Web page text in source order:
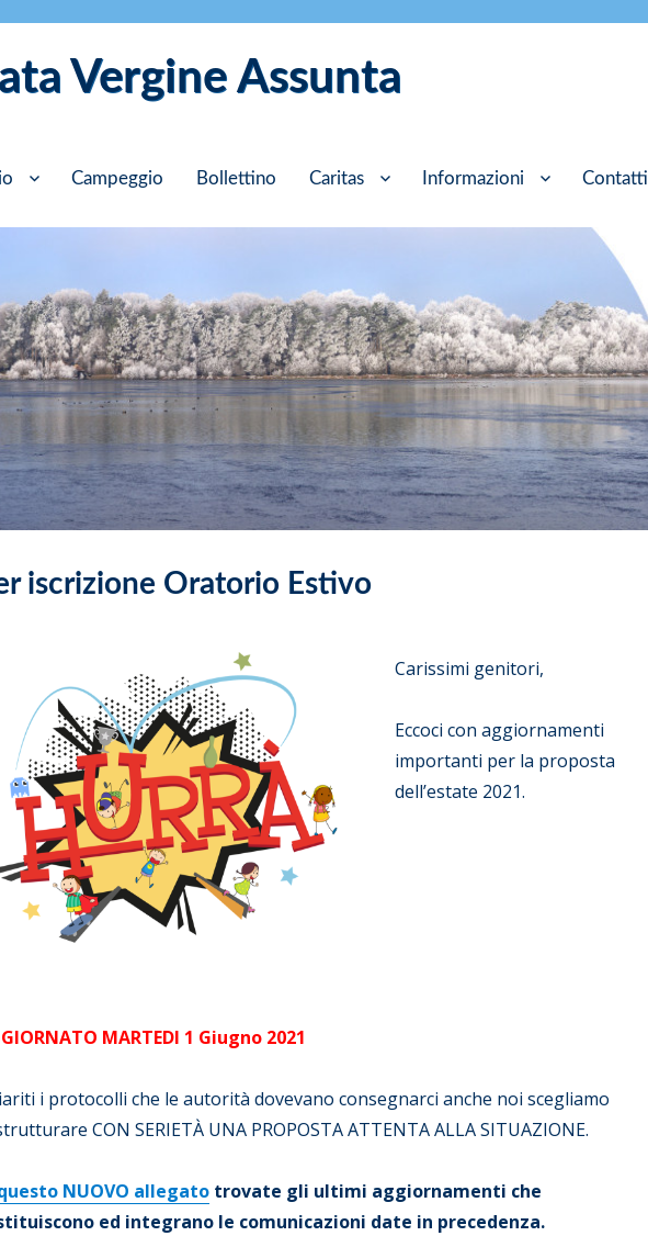
Vergine Assunta
Campeggio Bollettino Caritas Informazioni Contatti
iscrizione Oratorio Estivo
Carissimi genitori,
Eccoci con aggiornamenti
importanti per la proposta
dell’estate 2021.
MARTEDI 1 Giugno 2021
i protocolli che le autorità dovevano consegnarci anche noi scegliamo
CON SERIETÀ UNA PROPOSTA ATTENTA ALLA SITUAZIONE.
NUOVO allegatotrovate gli ultimi aggiornamenti che
ed integrano le comunicazioni date in precedenza.